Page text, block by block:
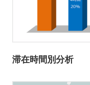
滞在時間別分析